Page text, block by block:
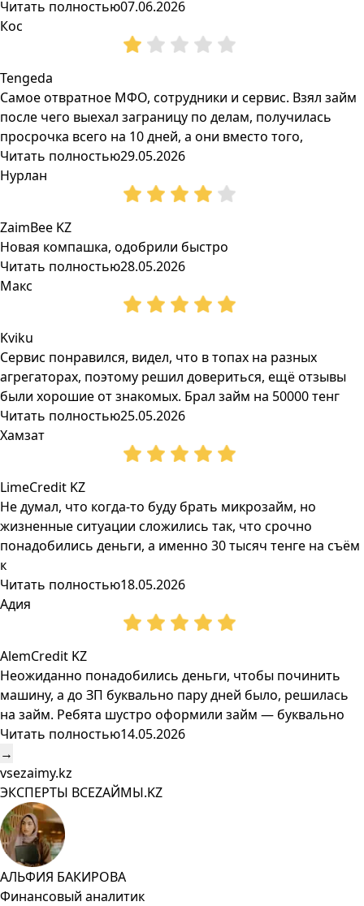
Читать полностью07.06.2026
Кос
Tengeda
Самое отвратное МФО, сотрудники и сервис. Взял займ
после чего выехал заграницу по делам, получилась
просрочка всего на 10 дней, а они вместо того,
Читать полностью29.05.2026
Нурлан
ZaimBee KZ
Новая компашка, одобрили быстро
Читать полностью28.05.2026
Макс
Kviku
Сервис понравился, видел, что в топах на разных
агрегаторах, поэтому решил довериться, ещё отзывы
были хорошие от знакомых. Брал займ на 50000 тенг
Читать полностью25.05.2026
Хамзат
LimeCredit KZ
Не думал, что когда-то буду брать микрозайм, но
жизненные ситуации сложились так, что срочно
понадобились деньги, а именно 30 тысяч тенге на съём
к
Читать полностью18.05.2026
Адия
AlemCredit KZ
Неожиданно понадобились деньги, чтобы починить
машину, а до ЗП буквально пару дней было, решилась
на займ. Ребята шустро оформили займ — буквально
Читать полностью14.05.2026
→
vsezaimy.kz
ЭКСПЕРТЫ ВСЕZAЙМЫ.KZ
АЛЬФИЯ БАКИРОВА
Финансовый аналитик